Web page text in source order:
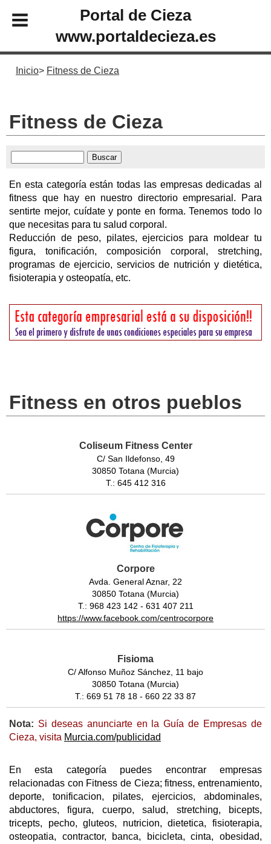
Portal de Cieza
www.portaldecieza.es
Inicio Fitness de Cieza
Fitness de Cieza
En esta categoría están todas las empresas dedicadas al
fitness que hay en nuestro directorio empresarial. Para
sentirte mejor, cuídate y ponte en forma. Tenemos todo lo
que necesitas para tu salud corporal.
Reducción de peso, pilates, ejercicios para moldear tu
figura, tonificación, composición corporal, stretching,
programas de ejercicio, servicios de nutrición y dietética,
fisioterapia y osteopatía, etc.
Fitness en otros pueblos
Coliseum Fitness Center
C/ San Ildefonso, 49
30850 Totana (Murcia)
T.: 645 412 316
Corpore
Avda. General Aznar, 22
30850 Totana (Murcia)
T.: 968 423 142 - 631 407 211
https://www.facebook.com/centrocorpore
Fisioma
C/ Alfonso Muñoz Sánchez, 11 bajo
30850 Totana (Murcia)
T.: 669 51 78 18 - 660 22 33 87
Nota: Si deseas anunciarte en la Guía de Empresas de
Cieza, visita Murcia.com/publicidad
En esta categoría puedes encontrar empresas
relacionadas con Fitness de Cieza; fitness, entrenamiento,
deporte, tonificacion, pilates, ejercicios, abdominales,
abductores, figura, cuerpo, salud, stretching, bicepts,
tricepts, pecho, gluteos, nutricion, dietetica, fisioterapia,
osteopatia, contractor, banca, bicicleta, cinta, obesidad,